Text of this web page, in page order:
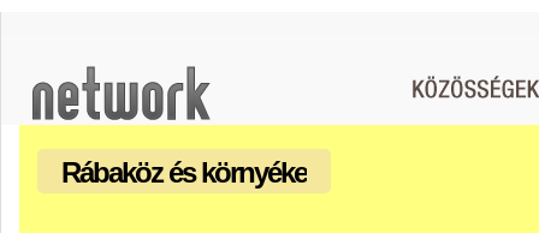
Rábaköz és környéke